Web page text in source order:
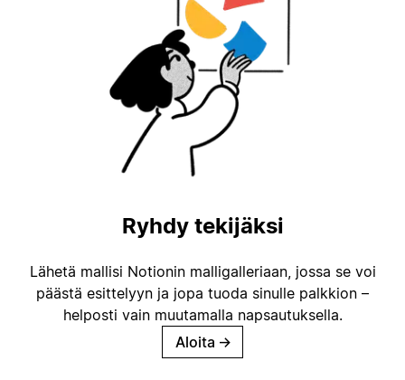
Ryhdy tekijäksi
Lähetä mallisi Notionin malligalleriaan, jossa se voi
päästä esittelyyn ja jopa tuoda sinulle palkkion –
helposti vain muutamalla napsautuksella.
Aloita →